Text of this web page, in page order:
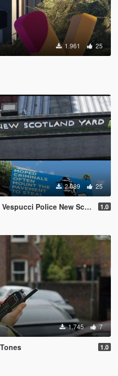
1.961 25
2.089 25
Police New Scotland Yard 1.0
1.745 7
1.0